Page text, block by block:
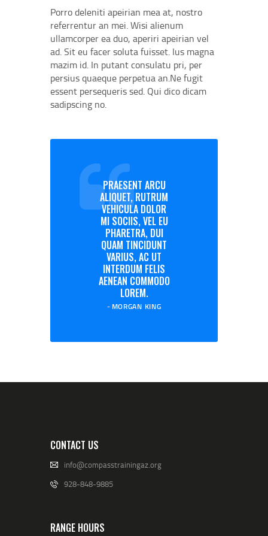
Porro deleniti apeirian mea at, nostro
referrentur an mei. Wisi alienum
ullamcorper ea duo, aperiri apeirian vel
ad. Sit eu facer soluta fuisset. Ius magna
mazim id. In putant consulatu pri, per
persius quaeque perpetua an.Ne fugit
essent persequeris sed. Qui dico dicam
sadipscing no.
PRAESENT ARCU
ALIQUET, RUTRUM
VEHICULA DOLOR
MI SOCIIS, VEL EU
PHARETRA, DUI
QUAM TINCIDUNT
VARIUS, AC UT
INTERDUM FELIS
AENEAN COMMODO
LOREM.
MORGAN KING
CONTACT US
info@compasstrainingaz.org
928-848-9885
RANGE HOURS